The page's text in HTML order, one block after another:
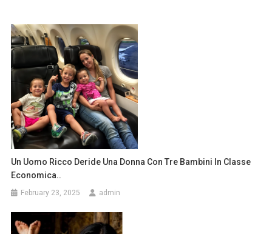
Un Uomo Ricco Deride Una Donna Con Tre Bambini In Classe
Economica..
February 23, 2025 admin